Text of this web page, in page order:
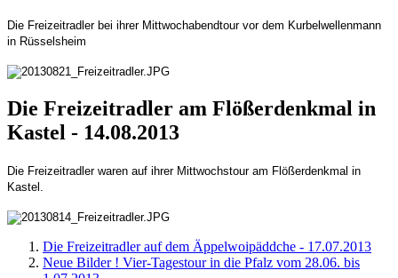
Die Freizeitradler bei ihrer Mittwochabendtour vor dem Kurbelwellenmann
in Rüsselsheim
Die Freizeitradler am Flößerdenkmal in
Kastel - 14.08.2013
Die Freizeitradler waren auf ihrer Mittwochstour am Flößerdenkmal in
Kastel.
Die Freizeitradler auf dem Äppelwoipäddche - 17.07.2013
Neue Bilder ! Vier-Tagestour in die Pfalz vom 28.06. bis